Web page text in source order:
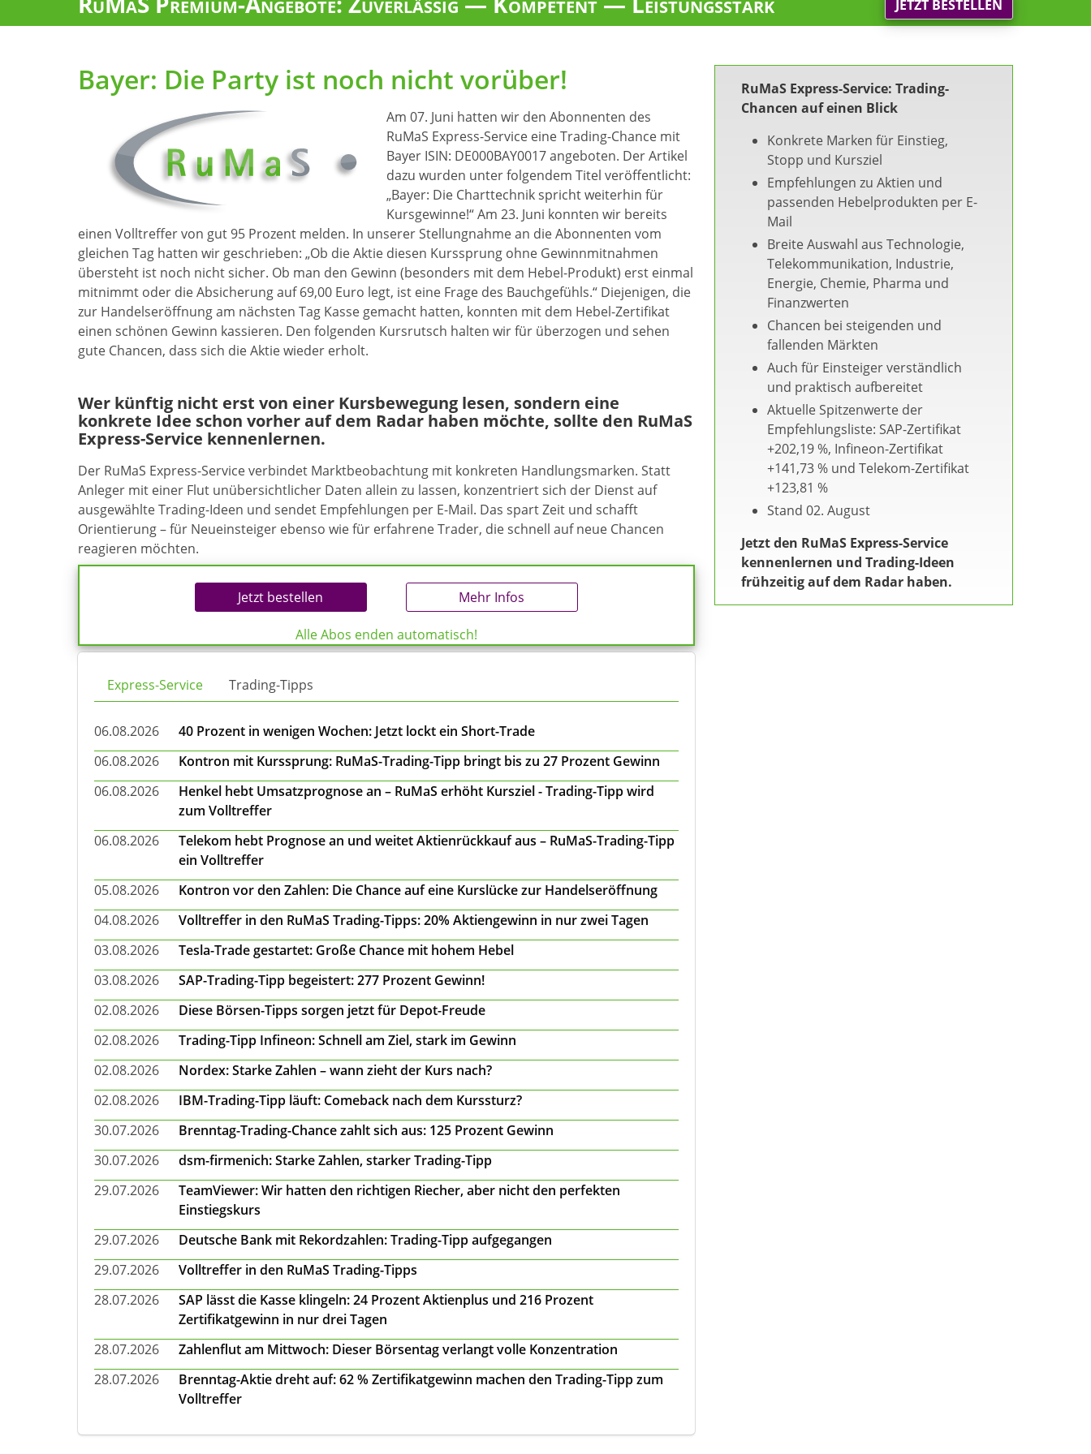
JETZT BESTELLEN
Bayer: Die Party ist noch nicht vorüber!
Am 07. Juni hatten wir den Abonnenten des
RuMaS Express-Service eine Trading-Chance mit
Bayer ISIN: DE000BAY0017 angeboten. Der Artikel
dazu wurden unter folgendem Titel veröffentlicht:
„Bayer: Die Charttechnik spricht weiterhin für
Kursgewinne!“ Am 23. Juni konnten wir bereits
einen Volltreffer von gut 95 Prozent melden. In unserer Stellungnahme an die Abonnenten vom
gleichen Tag hatten wir geschrieben: „Ob die Aktie diesen Kurssprung ohne Gewinnmitnahmen
übersteht ist noch nicht sicher. Ob man den Gewinn (besonders mit dem Hebel-Produkt) erst einmal
mitnimmt oder die Absicherung auf 69,00 Euro legt, ist eine Frage des Bauchgefühls.“ Diejenigen, die
zur Handelseröffnung am nächsten Tag Kasse gemacht hatten, konnten mit dem Hebel-Zertifikat
einen schönen Gewinn kassieren. Den folgenden Kursrutsch halten wir für überzogen und sehen
gute Chancen, dass sich die Aktie wieder erholt.
Wer künftig nicht erst von einer Kursbewegung lesen, sondern eine
konkrete Idee schon vorher auf dem Radar haben möchte, sollte den RuMaS
Express-Service kennenlernen.
Der RuMaS Express-Service verbindet Marktbeobachtung mit konkreten Handlungsmarken. Statt
Anleger mit einer Flut unübersichtlicher Daten allein zu lassen, konzentriert sich der Dienst auf
ausgewählte Trading-Ideen und sendet Empfehlungen per E-Mail. Das spart Zeit und schafft
Orientierung – für Neueinsteiger ebenso wie für erfahrene Trader, die schnell auf neue Chancen
reagieren möchten.
Jetzt bestellen Mehr Infos
Alle Abos enden automatisch!
Express-Service Trading-Tipps
06.08.2026
40 Prozent in wenigen Wochen: Jetzt lockt ein Short-Trade
06.08.2026
Kontron mit Kurssprung: RuMaS-Trading-Tipp bringt bis zu 27 Prozent Gewinn
06.08.2026
Henkel hebt Umsatzprognose an – RuMaS erhöht Kursziel - Trading-Tipp wird
zum Volltreffer
06.08.2026
Telekom hebt Prognose an und weitet Aktienrückkauf aus – RuMaS-Trading-Tipp
ein Volltreffer
05.08.2026
Kontron vor den Zahlen: Die Chance auf eine Kurslücke zur Handelseröffnung
04.08.2026
Volltreffer in den RuMaS Trading-Tipps: 20% Aktiengewinn in nur zwei Tagen
03.08.2026
Tesla-Trade gestartet: Große Chance mit hohem Hebel
03.08.2026
SAP-Trading-Tipp begeistert: 277 Prozent Gewinn!
02.08.2026
Diese Börsen-Tipps sorgen jetzt für Depot-Freude
02.08.2026
Trading-Tipp Infineon: Schnell am Ziel, stark im Gewinn
02.08.2026
Nordex: Starke Zahlen – wann zieht der Kurs nach?
02.08.2026
IBM-Trading-Tipp läuft: Comeback nach dem Kurssturz?
30.07.2026
Brenntag-Trading-Chance zahlt sich aus: 125 Prozent Gewinn
30.07.2026
dsm-firmenich: Starke Zahlen, starker Trading-Tipp
29.07.2026
TeamViewer: Wir hatten den richtigen Riecher, aber nicht den perfekten
Einstiegskurs
29.07.2026
Deutsche Bank mit Rekordzahlen: Trading-Tipp aufgegangen
29.07.2026
Volltreffer in den RuMaS Trading-Tipps
28.07.2026
SAP lässt die Kasse klingeln: 24 Prozent Aktienplus und 216 Prozent
Zertifikatgewinn in nur drei Tagen
28.07.2026
Zahlenflut am Mittwoch: Dieser Börsentag verlangt volle Konzentration
28.07.2026
Brenntag-Aktie dreht auf: 62 % Zertifikatgewinn machen den Trading-Tipp zum
Volltreffer
RuMaS Express-Service: Trading-
Chancen auf einen Blick
Konkrete Marken für Einstieg,
Stopp und Kursziel
Empfehlungen zu Aktien und
passenden Hebelprodukten per E-
Mail
Breite Auswahl aus Technologie,
Telekommunikation, Industrie,
Energie, Chemie, Pharma und
Finanzwerten
Chancen bei steigenden und
fallenden Märkten
Auch für Einsteiger verständlich
und praktisch aufbereitet
Aktuelle Spitzenwerte der
Empfehlungsliste: SAP-Zertifikat
+202,19 %, Infineon-Zertifikat
+141,73 % und Telekom-Zertifikat
+123,81 %
Stand 02. August
Jetzt den RuMaS Express-Service
kennenlernen und Trading-Ideen
frühzeitig auf dem Radar haben.